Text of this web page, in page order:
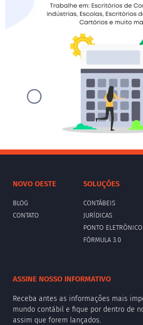
NOVO OESTE
BLOG
CONTATO
SOLUÇÕES
CONTÁBEIS
JURÍDICAS
PONTO ELETRÔNICO
FÓRMULA 3.0
ASSINE NOSSO INFORMATIVO
Receba antes as informações mais
mundo contábil e fique por dentro de
assim que forem lançados.